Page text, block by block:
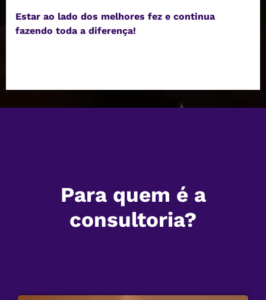
Estar ao lado dos melhores fez e continua
fazendo toda a diferença!
Para quem é a
consultoria?